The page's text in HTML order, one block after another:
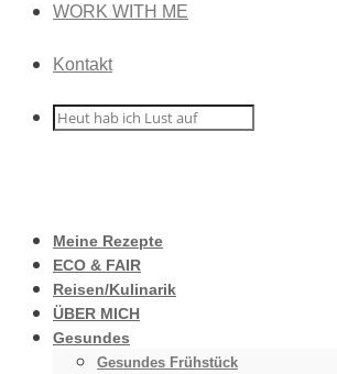
WORK WITH ME
Kontakt
Meine Rezepte
ECO & FAIR
Reisen/Kulinarik
ÜBER MICH
Gesundes
Gesundes Frühstück